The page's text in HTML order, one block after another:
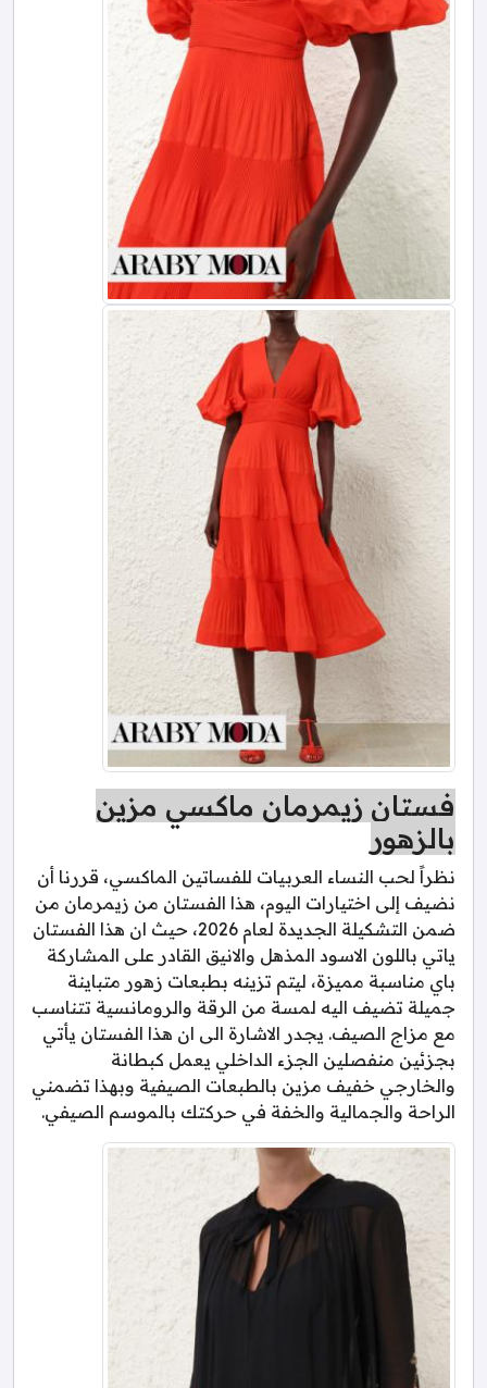
فستان زيمرمان ماكسي مزين
بالزهور
نظراً لحب النساء العربيات للفساتين الماكسي، قررنا أن
نضيف إلى اختيارات اليوم، هذا الفستان من زيمرمان من
ضمن التشكيلة الجديدة لعام 2026، حيث ان هذا الفستان
ياتي باللون الاسود المذهل والانيق القادر على المشاركة
باي مناسبة مميزة، ليتم تزينه بطبعات زهور متباينة
جميلة تضيف اليه لمسة من الرقة والرومانسية تتناسب
مع مزاج الصيف. يجدر الاشارة الى ان هذا الفستان يأتي
بجزئين منفصلين الجزء الداخلي يعمل كبطانة
والخارجي خفيف مزين بالطبعات الصيفية وبهذا تضمني
الراحة والجمالية والخفة في حركتك بالموسم الصيفي.